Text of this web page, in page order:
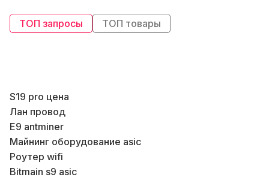
ТОП запросы ТОП товары
S19 pro цена
Лан провод
E9 antminer
Майнинг оборудование asic
Роутер wifi
Bitmain s9 asic